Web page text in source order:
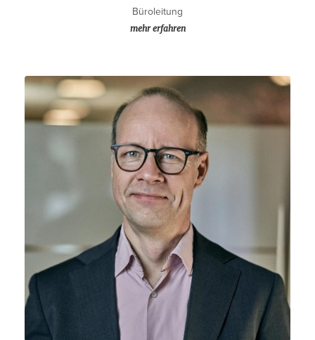
Büroleitung
mehr erfahren